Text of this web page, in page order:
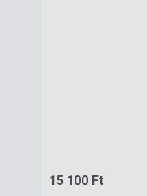
15 100 Ft